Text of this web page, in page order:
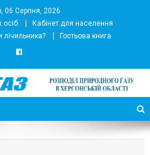
06 Серпня, 2026
осіб
Кабінет для населення
лічильника?
Гостьова книга
газу